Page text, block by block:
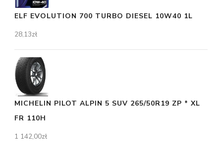
ELF EVOLUTION 700 TURBO DIESEL 10W40 1L
28,13zł
MICHELIN PILOT ALPIN 5 SUV 265/50R19 ZP * XL
FR 110H
1 142,00zł